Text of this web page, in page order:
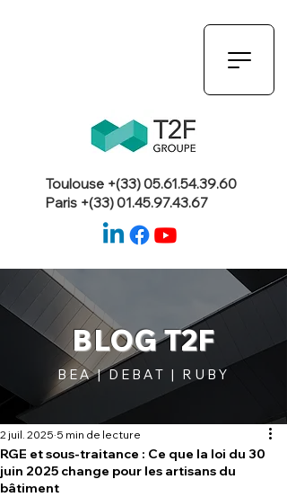
Toulouse +(33)05.61.54.39.60
Paris +(33)01.45.97.43.67
BLOG T2F
BEA | DEBAT | RUBY
RGE et sous-traitance : Ce que la loi du 30
juin 2025 change pour les artisans du
bâtiment
2 juil. 2025 5 min de lecture